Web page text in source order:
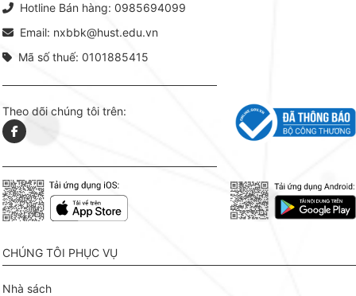
Hotline Bán hàng: 0985694099
Email: nxbbk@hust.edu.vn
Mã số thuế: 0101885415
Theo dõi chúng tôi trên:
CHÚNG TÔI PHỤC VỤ
Nhà sách